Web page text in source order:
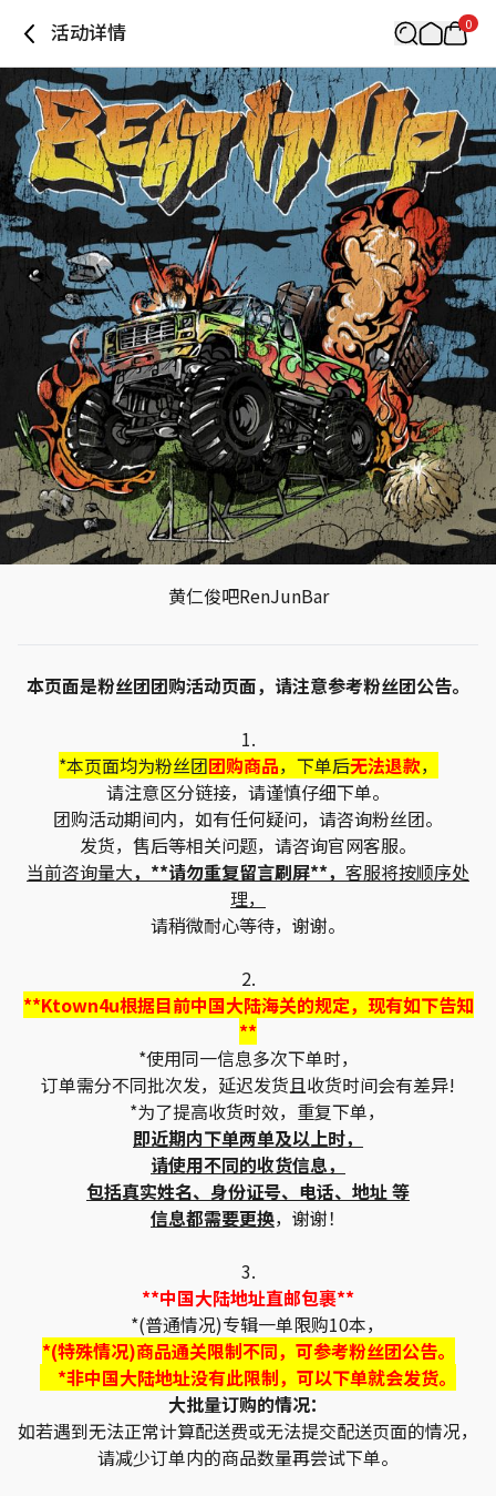
活动详情 0
黄仁俊吧RenJunBar
本页面是粉丝团团购活动页面，请注意参考粉丝团公告。
1.
*本页面均为粉丝团团购商品，下单后无法退款，
请注意区分链接，请谨慎仔细下单。
团购活动期间内，如有任何疑问，请咨询粉丝团。
发货，售后等相关问题，请咨询官网客服。
当前咨询量大，**请勿重复留言刷屏**， 客服将按顺序处
理，
请稍微耐心等待，谢谢。
2.
**Ktown4u根据目前中国大陆海关的规定，现有如下告知
**
*使用同一信息多次下单时，
订单需分不同批次发，延迟发货且收货时间会有差异!
*为了提高收货时效，重复下单，
即近期内下单两单及以上时，
请使用不同的收货信息，
包括真实姓名、身份证号、电话、地址 等
信息都需要更换，谢谢！
3.
**中国大陆地址直邮包裹**
*(普通情况)专辑一单限购10本，
*(特殊情况)商品通关限制不同，可参考粉丝团公告。
*非中国大陆地址没有此限制，可以下单就会发货。
大批量订购的情况：
如若遇到无法正常计算配送费或无法提交配送页面的情况，
请减少订单内的商品数量再尝试下单。